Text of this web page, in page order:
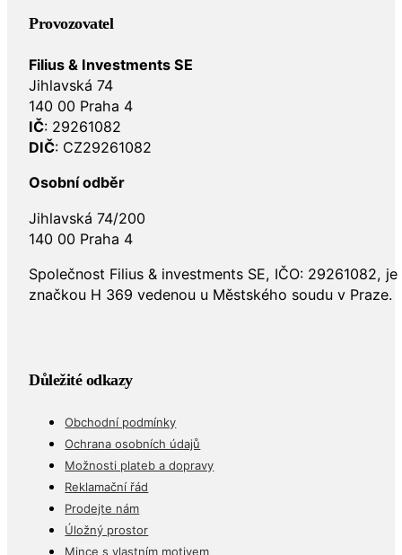
Provozovatel
Filius & Investments SE
Jihlavská 74
140 00 Praha 4
IČ: 29261082
DIČ: CZ29261082
Osobní odběr
Jihlavská 74/200
140 00 Praha 4
Společnost Filius & investments SE, IČO: 29261082,
značkou H 369 vedenou u Městského soudu v Praze.
Důležité odkazy
Obchodní podmínky
Ochrana osobních údajů
Možnosti plateb a dopravy
Reklamační řád
Prodejte nám
Úložný prostor
Mince s vlastním motivem